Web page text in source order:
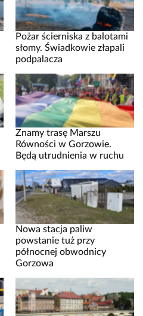
Pożar ścierniska z balotami
słomy. Świadkowie złapali
podpalacza
Znamy trasę Marszu
Równości w Gorzowie.
Będą utrudnienia w ruchu
Nowa stacja paliw
powstanie tuż przy
północnej obwodnicy
Gorzowa